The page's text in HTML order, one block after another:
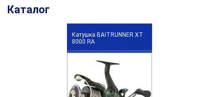
Каталог
Катушка BAITRUNNER XT
8000 RA